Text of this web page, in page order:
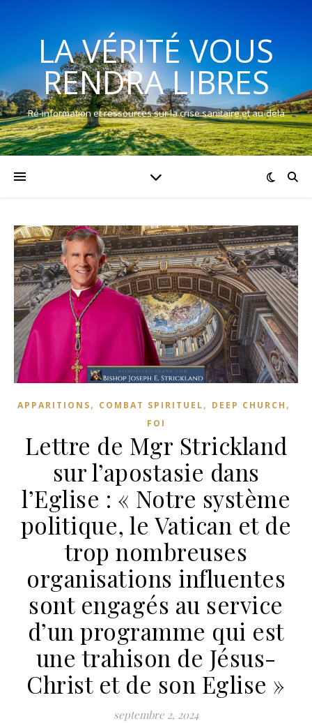
LA VÉRITÉ VOUS
RENDRA LIBRES
Ré-information et ressources sur la crise sanitaire et au-delà
APPARITIONS, COMBAT SPIRITUEL, DEEP CHURCH ,
FOI
Lettre de Mgr Strickland
sur l’apostasie dans
l’Eglise : « Notre système
politique, le Vatican et de
trop nombreuses
organisations influentes
sont engagés au service
d’un programme qui est
une trahison de Jésus-
Christ et de son Eglise »
septembre 2, 2024